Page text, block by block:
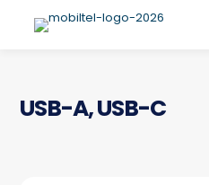
USB-A, USB-C